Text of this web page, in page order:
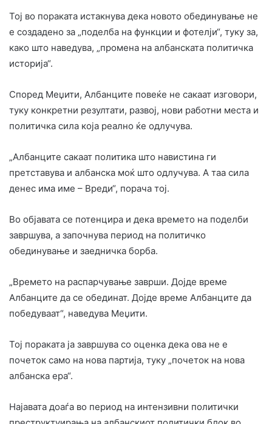
Тој во пораката истакнува дека новото обединување не
е создадено за „поделба на функции и фотелји“, туку за,
како што наведува, „промена на албанската политичка
историја“.
Според Меџити, Албанците повеќе не сакаат изговори,
туку конкретни резултати, развој, нови работни места и
политичка сила која реално ќе одлучува.
„Албанците сакаат политика што навистина ги
претставува и албанска моќ што одлучува. А таа сила
денес има име – Вреди“, порача тој.
Во објавата се потенцира и дека времето на поделби
завршува, а започнува период на политичко
обединување и заедничка борба.
„Времето на распарчување заврши. Дојде време
Албанците да се обединат. Дојде време Албанците да
победуваат“, наведува Меџити.
Тој пораката ја завршува со оценка дека ова не е
почеток само на нова партија, туку „почеток на нова
албанска ера“.
Најавата доаѓа во период на интензивни политички